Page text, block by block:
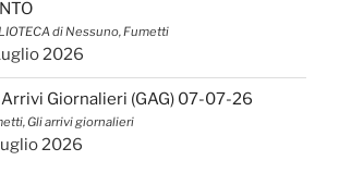
di Nessuno, Fumetti
2026
Arrivi Giornalieri (GAG) 07-07-26
Gli arrivi giornalieri
2026